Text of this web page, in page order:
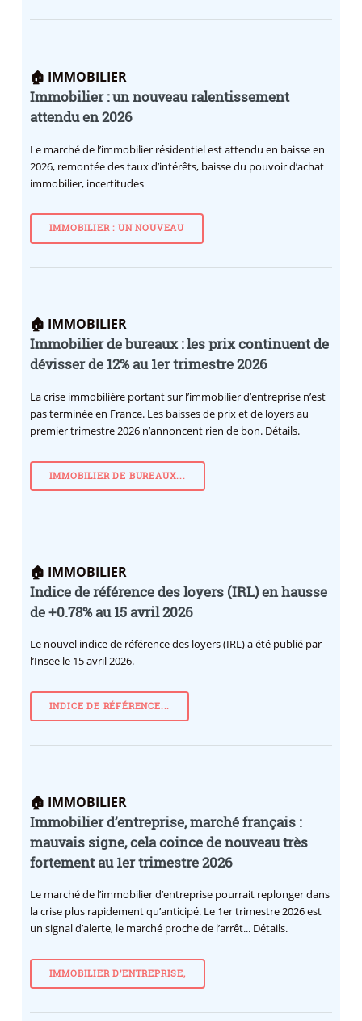
🏠 IMMOBILIER
Immobilier : un nouveau ralentissement
attendu en 2026
Le marché de l’immobilier résidentiel est attendu en baisse en
2026, remontée des taux d’intérêts, baisse du pouvoir d’achat
immobilier, incertitudes
IMMOBILIER : UN NOUVEAU
🏠 IMMOBILIER
Immobilier de bureaux : les prix continuent de
dévisser de 12% au 1er trimestre 2026
La crise immobilière portant sur l’immobilier d’entreprise n’est
pas terminée en France. Les baisses de prix et de loyers au
premier trimestre 2026 n’annoncent rien de bon. Détails.
IMMOBILIER DE BUREAUX...
🏠 IMMOBILIER
Indice de référence des loyers (IRL) en hausse
de +0.78% au 15 avril 2026
Le nouvel indice de référence des loyers (IRL) a été publié par
l’Insee le 15 avril 2026.
INDICE DE RÉFÉRENCE...
🏠 IMMOBILIER
Immobilier d’entreprise, marché français :
mauvais signe, cela coince de nouveau très
fortement au 1er trimestre 2026
Le marché de l’immobilier d’entreprise pourrait replonger dans
la crise plus rapidement qu’anticipé. Le 1er trimestre 2026 est
un signal d’alerte, le marché proche de l’arrêt... Détails.
IMMOBILIER D’ENTREPRISE,